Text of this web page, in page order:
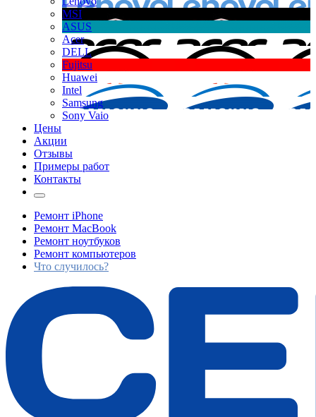
MSI
ASUS
Acer
DELL
Fujitsu
Huawei
Intel
Samsung
Sony Vaio
Цены
Акции
Отзывы
Примеры работ
Контакты
Ремонт iPhone
Ремонт MacBook
Ремонт ноутбуков
Ремонт компьютеров
Что случилось?